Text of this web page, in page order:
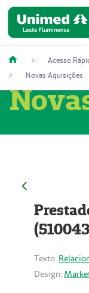
Acesso
Novas Aquisições
Texto:
Design: